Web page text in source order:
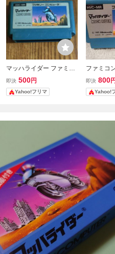
マッハライダー ファミコ
ン FC Nintendo
即決 500円
Yahoo!フリマ
ファミコ
イダー
即決 800円
Yahoo!